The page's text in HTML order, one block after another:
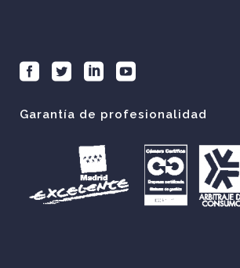
Garantía de profesionalidad